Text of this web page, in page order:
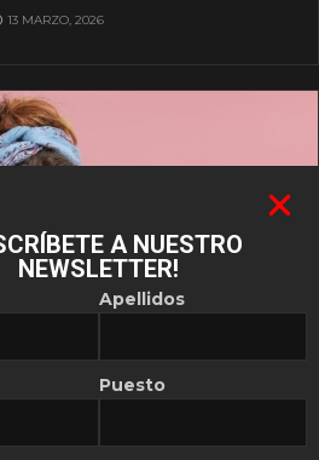
13 MARZO, 2026
A NUESTRO
NEWSLETTER!
Apellidos
Puesto